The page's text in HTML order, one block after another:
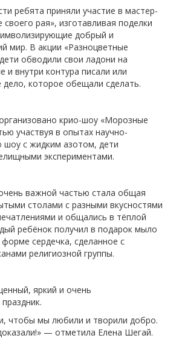
ребята приняли участие в мастер-
своего рая», изготавливая поделки
добрый и
мир. В акции «Разноцветные
обводили свои ладони на
внутри контура писали или
дело, которое обещали сделать.
крио-шоу «Морозные
участвуя в опытах научно-
шоу с жидким азотом, дети
экспериментами.
важной частью стала общая
столами с разными вкусностями
и общались в тёплой
ребёнок получил в подарок мыло
сердечка, сделанное с
религиозной группы.
яркий и очень
чтобы мы любили и творили добро.
— отметила Елена Шегай.